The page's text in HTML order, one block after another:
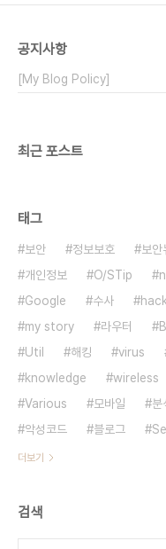
공지사항
[My Blog Policy]
최근 포스트
태그
보안 정보보호 보안
개인정보
O/STip
Google
수사
my story
라우터
Util
해킹 virus
knowledge
wireless
Various
모바일 분
악성코드
블로그
더보기
검색